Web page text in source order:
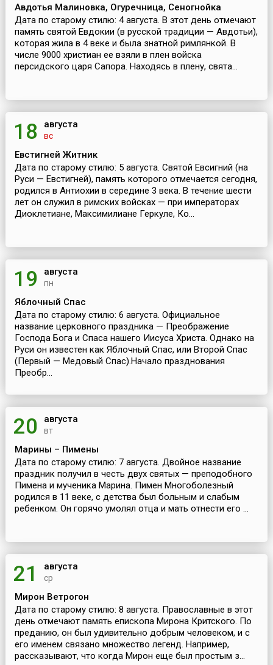
Авдотья Малиновка, Огуречница, Сеногнойка
Дата по старому стилю: 4 августа. В этот день отмечают
память святой Евдокии (в русской традиции — Авдотьи),
которая жила в 4 веке и была знатной римлянкой. В
числе 9000 христиан ее взяли в плен войска
персидского царя Сапора. Находясь в плену, свята...
18 августа
вс
Евстигней Житник
Дата по старому стилю: 5 августа. Святой Евсигний (на
Руси — Евстигней), память которого отмечается сегодня,
родился в Антиохии в середине 3 века. В течение шести
лет он служил в римских войсках — при императорах
Диоклетиане, Максимилиане Геркуле, Ко...
19 августа
пн
Яблочный Спас
Дата по старому стилю: 6 августа. Официальное
название церковного праздника — Преображение
Господа Бога и Спаса нашего Иисуса Христа. Однако на
Руси он известен как Яблочный Спас, или Второй Спас
(Первый — Медовый Спас).Начало празднования
Преобр...
20 августа
вт
Марины – Пимены
Дата по старому стилю: 7 августа. Двойное название
праздник получил в честь двух святых — преподобного
Пимена и мученика Марина. Пимен Многоболезный
родился в 11 веке, с детства был больным и слабым
ребенком. Он горячо умолял отца и мать отнести его ...
21 августа
ср
Мирон Ветрогон
Дата по старому стилю: 8 августа. Православные в этот
день отмечают память епископа Мирона Критского. По
преданию, он был удивительно добрым человеком, и с
его именем связано множество легенд. Например,
рассказывают, что когда Мирон еще был простым з...